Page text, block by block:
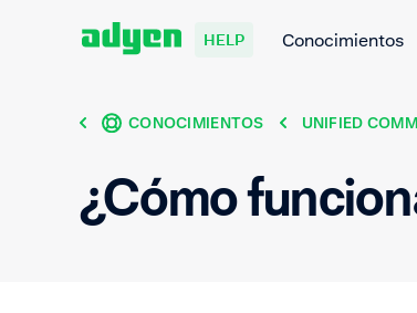
HELP Conocimientos
CONOCIMIENTOS UNIFIED
¿Cómo